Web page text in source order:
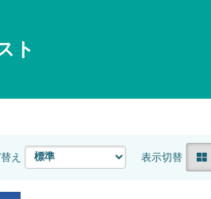
ト
え 表示切替